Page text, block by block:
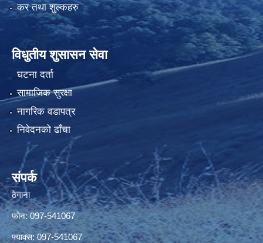
कर तथा शुल्कहरु
विधुतीय शुसासन सेवा
घटना दर्ता
सामाजिक सुरक्षा
नागरिक वडापत्र
निवेदनको ढाँचा
संपर्क
ठेगाना
फोन: 097-541067
फ्याक्स: 097-541067